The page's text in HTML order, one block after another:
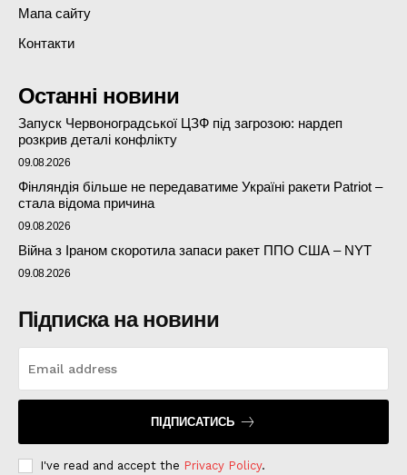
Мапа сайту
Контакти
Останні новини
Запуск Червоноградської ЦЗФ під загрозою: нардеп
розкрив деталі конфлікту
09.08.2026
Фінляндія більше не передаватиме Україні ракети Patriot –
стала відома причина
09.08.2026
Війна з Іраном скоротила запаси ракет ППО США – NYT
09.08.2026
Підписка на новини
ПІДПИСАТИСЬ
I've read and accept the Privacy Policy.